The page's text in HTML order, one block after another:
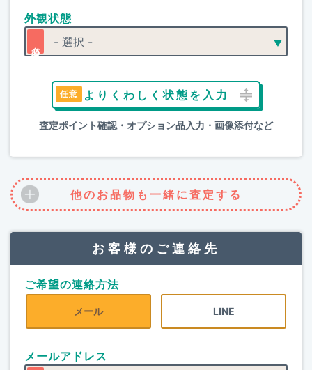
外観状態
よりくわしく状態を入力
査定ポイント確認・オプション品入力・画像添付など
他のお品物も一緒に査定する
お客様のご連絡先
ご希望の連絡方法
メール LINE
メールアドレス